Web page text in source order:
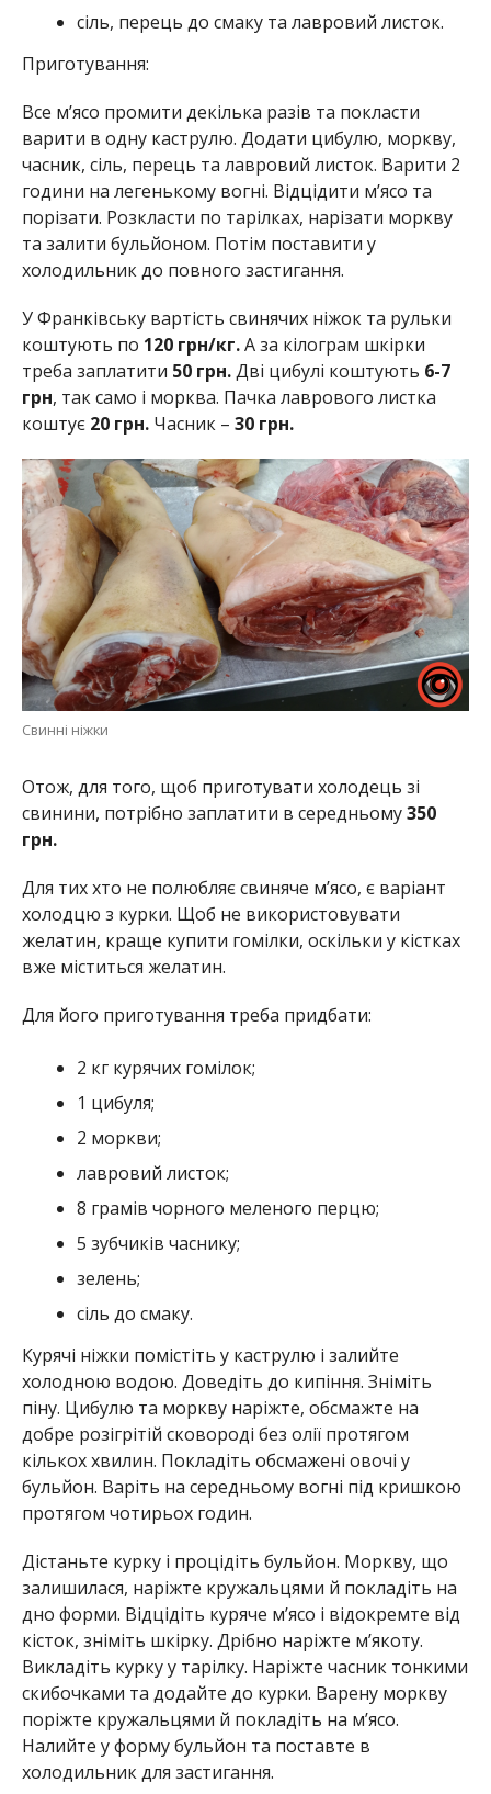
сіль, перець до смаку та лавровий листок.
Приготування:
Все м’ясо промити декілька разів та покласти
варити в одну каструлю. Додати цибулю, моркву,
часник, сіль, перець та лавровий листок. Варити 2
години на легенькому вогні. Відцідити м’ясо та
порізати. Розкласти по тарілках, нарізати моркву
та залити бульйоном. Потім поставити у
холодильник до повного застигання.
У Франківську вартість свинячих ніжок та рульки
коштують по 120 грн/кг.А за кілограм шкірки
треба заплатити 50 грн.Дві цибулі коштують 6-7
грн, так само і морква. Пачка лаврового листка
коштує 20 грн.Часник – 30 грн.
Свинні ніжки
Отож, для того, щоб приготувати холодець зі
свинини, потрібно заплатити в середньому350
грн.
Для тих хто не полюбляє свиняче м’ясо, є варіант
холодцю з курки. Щоб не використовувати
желатин, краще купити гомілки, оскільки у кістках
вже міститься желатин.
Для його приготування треба придбати:
2 кг курячих гомілок;
1 цибуля;
2 моркви;
лавровий листок;
8 грамів чорного меленого перцю;
5 зубчиків часнику;
зелень;
сіль до смаку.
Курячі ніжки помістіть у каструлю і залийте
холодною водою. Доведіть до кипіння. Зніміть
піну. Цибулю та моркву наріжте, обсмажте на
добре розігрітій сковороді без олії протягом
кількох хвилин. Покладіть обсмажені овочі у
бульйон. Варіть на середньому вогні під кришкою
протягом чотирьох годин.
Дістаньте курку і процідіть бульйон. Моркву, що
залишилася, наріжте кружальцями й покладіть на
дно форми. Відцідіть куряче м’ясо і відокремте від
кісток, зніміть шкірку. Дрібно наріжте м’якоту.
Викладіть курку у тарілку. Наріжте часник тонкими
скибочками та додайте до курки. Варену моркву
поріжте кружальцями й покладіть на м’ясо.
Налийте у форму бульйон та поставте в
холодильник для застигання.